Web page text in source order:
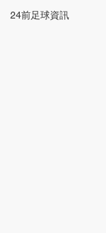
24前足球資訊